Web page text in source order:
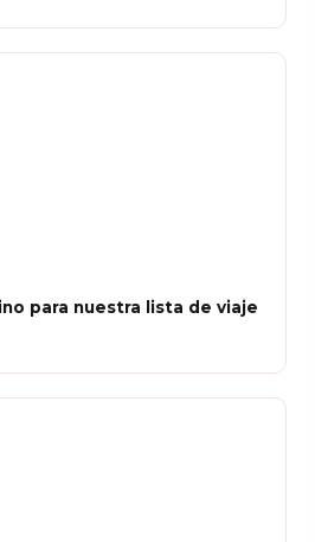
para nuestra lista de viaje